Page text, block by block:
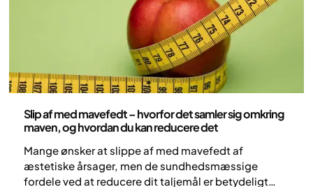
Slip af med mavefedt – hvorfor det samler sig omkring
maven, og hvordan du kan reducere det
Mange ønsker at slippe af med mavefedt af
æstetiske årsager, men de sundhedsmæssige
fordele ved at reducere dit taljemål er betydeligt